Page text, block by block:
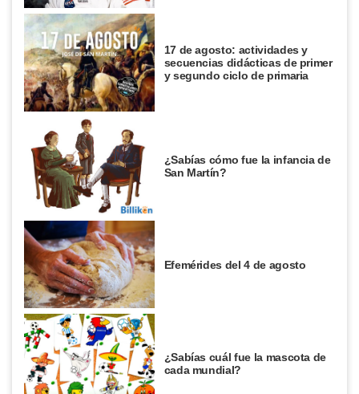
17 de agosto: actividades y
secuencias didácticas de primer
y segundo ciclo de primaria
¿Sabías cómo fue la infancia de
San Martín?
Efemérides del 4 de agosto
¿Sabías cuál fue la mascota de
cada mundial?